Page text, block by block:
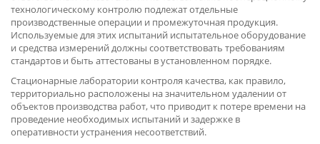
технологическому контролю подлежат отдельные
производственные операции и промежуточная продукция.
Используемые для этих испытаний испытательное оборудование
и средства измерений должны соответствовать требованиям
стандартов и быть аттестованы в установленном порядке.
Стационарные лаборатории контроля качества, как правило,
территориально расположены на значительном удалении от
объектов производства работ, что приводит к потере времени на
проведение необходимых испытаний и задержке в
оперативности устранения несоответствий.